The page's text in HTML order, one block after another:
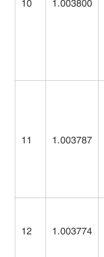
11 1.003787
12 1.003774